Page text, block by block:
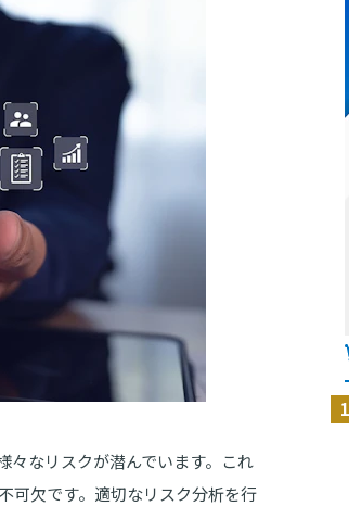
々なリスクが潜んでいます。これ
可欠です。適切なリスク分析を行